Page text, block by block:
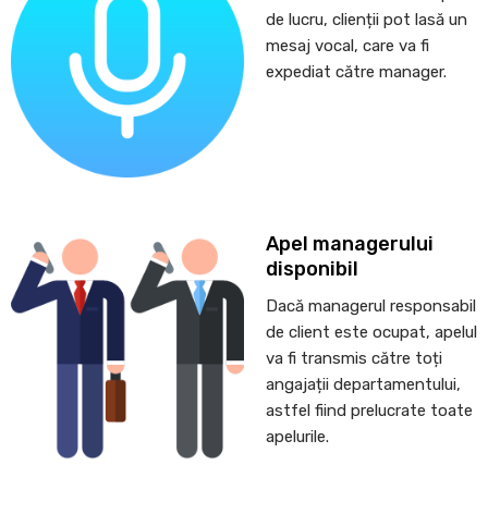
de lucru, clienții pot lasă un
mesaj vocal, care va fi
expediat către manager.
Apel managerului
disponibil
Dacă managerul responsabil
de client este ocupat, apelul
va fi transmis către toți
angajații departamentului,
astfel fiind prelucrate toate
apelurile.